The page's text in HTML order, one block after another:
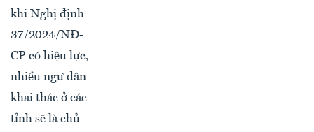
khi Nghị định
37/2024/NĐ-
CP có hiệu lực,
nhiều ngư dân
khai thác ở các
tỉnh sẽ là chủ